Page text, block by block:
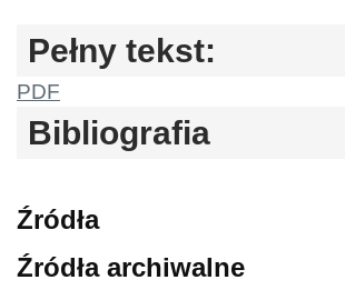
Pełny tekst:
PDF
Bibliografia
Źródła
Źródła archiwalne